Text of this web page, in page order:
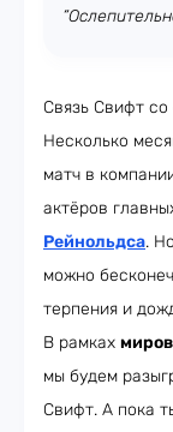
Связь Свифт со
Несколько
матч в
актёров
Рейнольдса.
можно
терпения и
В рамках
мы будем
Свифт. А пока